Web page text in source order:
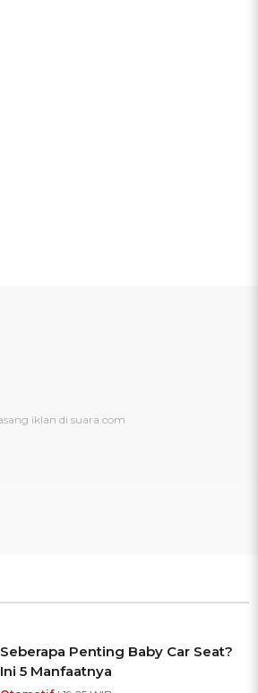
Seberapa Penting Baby Car Seat?
Ini 5 Manfaatnya